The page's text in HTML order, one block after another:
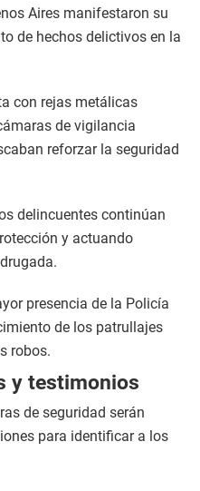
Aires manifestaron su
de hechos delictivos en la
con rejas metálicas
de vigilancia
reforzar la seguridad
delincuentes continúan
y actuando
presencia de la Policía
de los patrullajes
robos.
y testimonios
de seguridad serán
para identificar a los